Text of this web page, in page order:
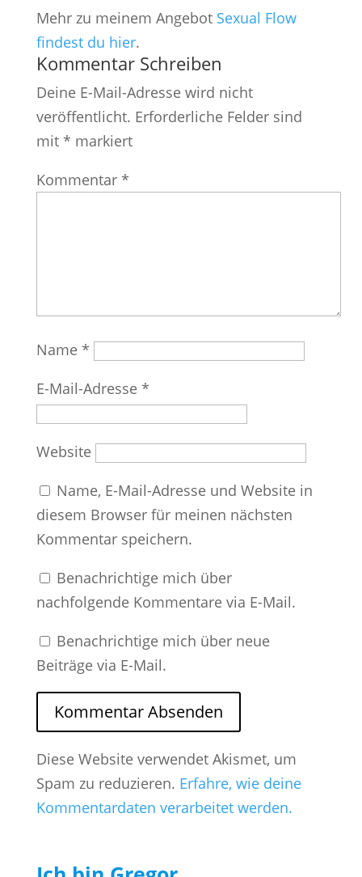
Mehr zu meinem Angebot Sexual Flow
findest du hier.
Kommentar Schreiben
Deine E-Mail-Adresse wird nicht
veröffentlicht. Erforderliche Felder sind
mit * markiert
Kommentar *
Name *
E-Mail-Adresse *
Website
Name, E-Mail-Adresse und Website in
diesem Browser für meinen nächsten
Kommentar speichern.
Benachrichtige mich über
nachfolgende Kommentare via E-Mail.
Benachrichtige mich über neue
Beiträge via E-Mail.
Diese Website verwendet Akismet, um
Spam zu reduzieren. Erfahre, wie deine
Kommentardaten verarbeitet werden.